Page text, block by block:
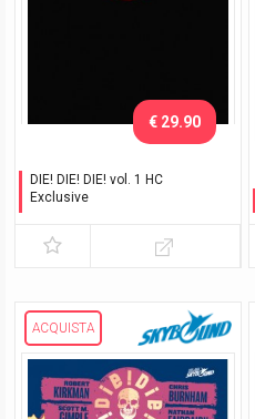
DIE! DIE! DIE! vol. 1 HC
Exclusive
€ 29.90
ACQUISTA